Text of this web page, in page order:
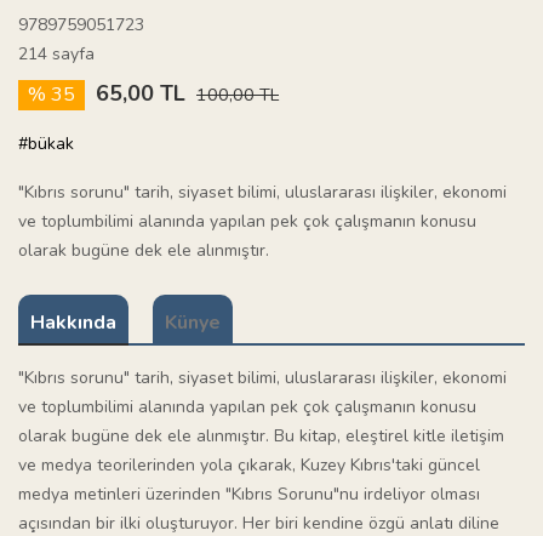
9789759051723
214 sayfa
% 35 65,00 TL 100,00 TL
#bükak
"Kıbrıs sorunu" tarih, siyaset bilimi, uluslararası ilişkiler, ekonomi
ve toplumbilimi alanında yapılan pek çok çalışmanın konusu
olarak bugüne dek ele alınmıştır.
Hakkında Künye
"Kıbrıs sorunu" tarih, siyaset bilimi, uluslararası ilişkiler, ekonomi
ve toplumbilimi alanında yapılan pek çok çalışmanın konusu
olarak bugüne dek ele alınmıştır. Bu kitap, eleştirel kitle iletişim
ve medya teorilerinden yola çıkarak, Kuzey Kıbrıs'taki güncel
medya metinleri üzerinden "Kıbrıs Sorunu"nu irdeliyor olması
açısından bir ilki oluşturuyor. Her biri kendine özgü anlatı diline